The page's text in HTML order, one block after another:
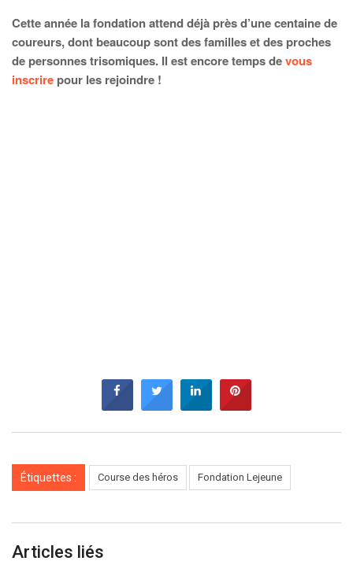
Cette année la fondation attend déjà près d’une centaine de
coureurs, dont beaucoup sont des familles et des proches
de personnes trisomiques. Il est encore temps devous
inscrire pour les rejoindre !
Étiquettes : Course des héros Fondation Lejeune
Articles liés